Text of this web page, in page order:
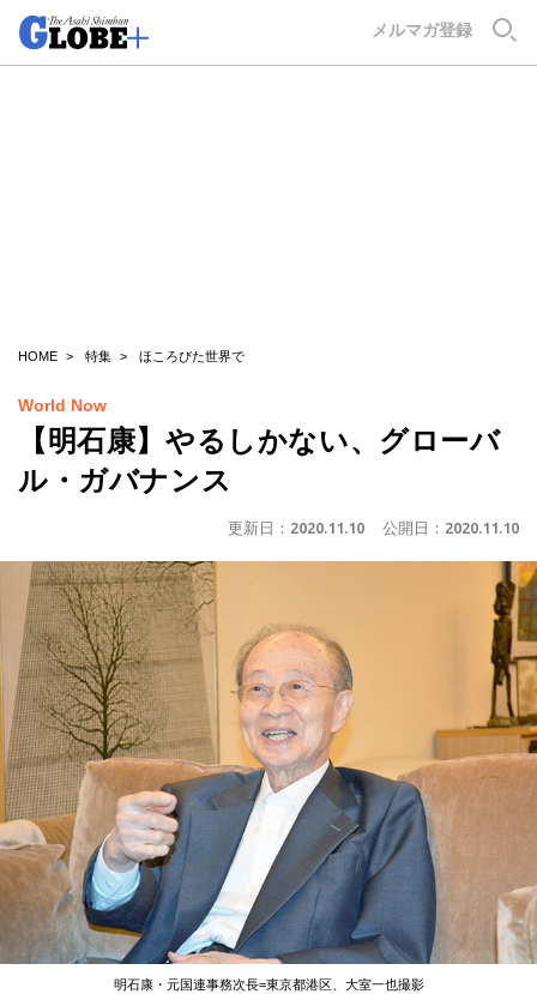
メルマガ登録
HOME 特集 ほころびた世界で
World Now
【明石康】やるしかない、グローバ
ル・ガバナンス
更新日： 2020.11.10 公開日： 2020.11.10
明石康・元国連事務次長=東京都港区、大室一也撮影